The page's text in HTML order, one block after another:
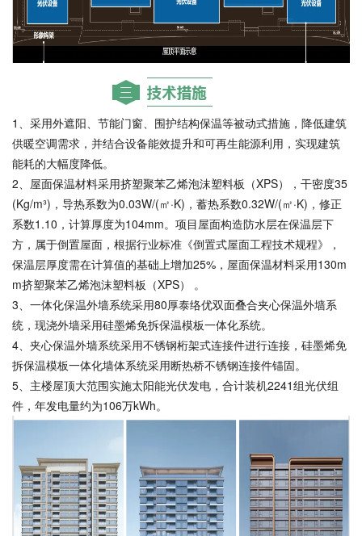
1、采用外遮阳、节能门窗、围护结构保温等被动式措施，降低建筑
供暖空调需求，并结合设备能效提升和可再生能源利用，实现建筑
能耗的大幅度降低。
2、屋面保温材料采用挤塑聚苯乙烯泡沫塑料板（XPS），干密度35
(Kg/m³)，导热系数为0.03W/(㎡·K)，蓄热系数0.32W/(㎡·K)，修正
系数1.10，计算厚度为104mm。项目屋面构造防水层在保温层下
方，属于倒置屋面，根据行业标准《倒置式屋面工程技术规程》，
保温层厚度需在计算值的基础上增加25%，屋面保温材料采用130m
m挤塑聚苯乙烯泡沫塑料板（XPS） 。
3、一体化保温外墙系统采用80厚泰络优双面叠合夹心保温外墙系
统，现浇外墙采用硅墨烯免拆保温模板一体化系统。
4、夹心保温外墙系统采用不锈钢桁架式连接件进行连接，硅墨烯免
拆保温模板一体化墙体系统采用断热桥不锈钢连接件锚固。
5、主楼屋顶大范围实施太阳能光伏发电，合计装机2241组光伏组
件，年发电量约为106万kWh。